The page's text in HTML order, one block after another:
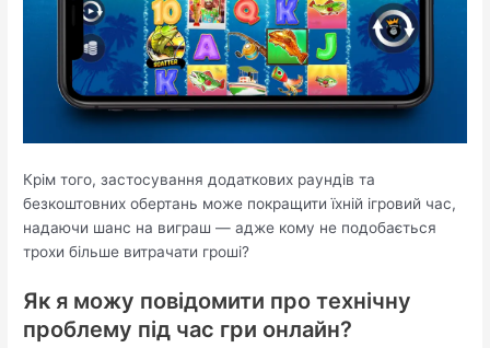
Крім того, застосування додаткових раундів та
безкоштовних обертань може покращити їхній ігровий час,
надаючи шанс на виграш — адже кому не подобається
трохи більше витрачати гроші?
Як я можу повідомити про технічну
проблему під час гри онлайн?